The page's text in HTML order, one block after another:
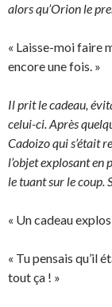
alors qu’Orion le
« Laisse-moi faire
encore une fois. »
Il prit le cadeau,
celui-ci. Après
Cadoizo qui s’était
l’objet explosant
le tuant sur le coup.
« Un cadeau
« Tu pensais qu’il
tout ça ! »